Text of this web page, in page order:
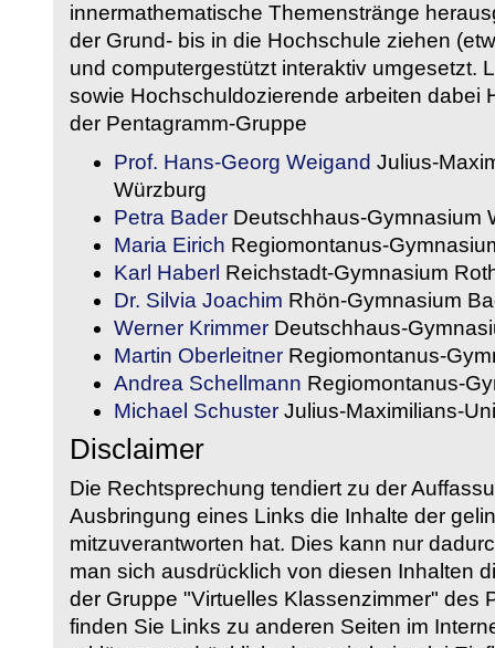
innermathematische Themenstränge
der Grund- bis in die Hochschule ziehen
und computergestützt interaktiv umgesetzt.
sowie Hochschuldozierende arbeiten dabei
der Pentagramm-Gruppe
Prof. Hans-Georg Weigand Julius-
Würzburg
Petra Bader Deutschhaus-Gymnasium
Maria Eirich Regiomontanus-
Karl Haberl Reichstadt-Gymnasium
Dr. Silvia Joachim Rhön-Gymnasium
Werner Krimmer Deutschhaus-
Martin Oberleitner Regiomontanus-
Andrea Schellmann Regiomontanus-
Michael Schuster Julius-Maximilians-
Disclaimer
Die Rechtsprechung tendiert zu der
Ausbringung eines Links die Inhalte der
mitzuverantworten hat. Dies kann nur
man sich ausdrücklich von diesen Inhalten
der Gruppe "Virtuelles Klassenzimmer" des
finden Sie Links zu anderen Seiten im